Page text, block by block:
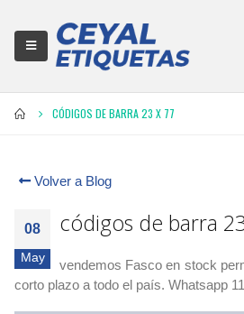
CÓDIGOS DE BARRA 23 X 77
Volver a Blog
08
May
códigos de barra
vendemos Fasco en stock
corto plazo a todo el país. Whatsapp